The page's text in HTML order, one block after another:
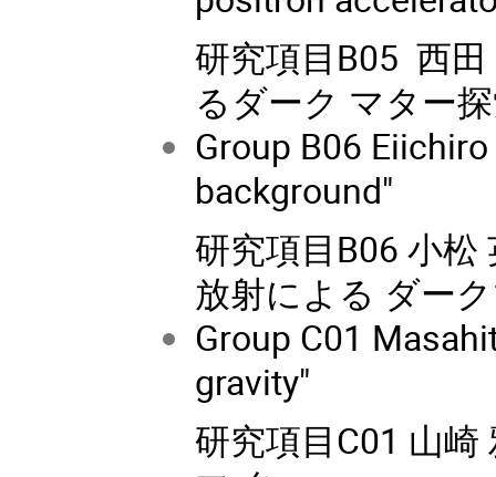
研究項目B05 西
るダーク マター
Group B06
background"
研究項目B06 小松
放射による ダー
Group C01
gravity"
研究項目C01 山